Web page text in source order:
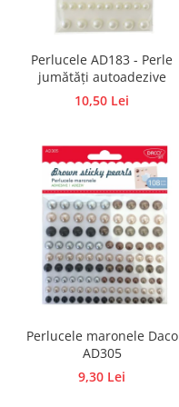
Hartie craft
Carton/Hartie efecte speciale
Carton/Hartie Scrapbooking
Carton/Hartie unicolor
Hartie dantelata
Hartie matase
Hartie origami
Hartie reciclata/manuala
Plicuri
Carton
Rame, albume, notesuri
Forme/Figurine carton
Panglici, snururi, sarma
Perlucele AD183 - Perle
jumătăți autoadezive
10,50 Lei
Perlucele maronele Daco
AD305
9,30 Lei